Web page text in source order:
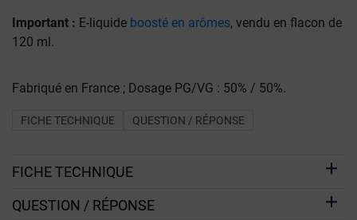
Important : E-liquide boosté en arômes, vendu en flacon de
120 ml.
Fabriqué en France ; Dosage PG/VG : 50% / 50%.
FICHE TECHNIQUE QUESTION / RÉPONSE
FICHE TECHNIQUE
QUESTION / RÉPONSE